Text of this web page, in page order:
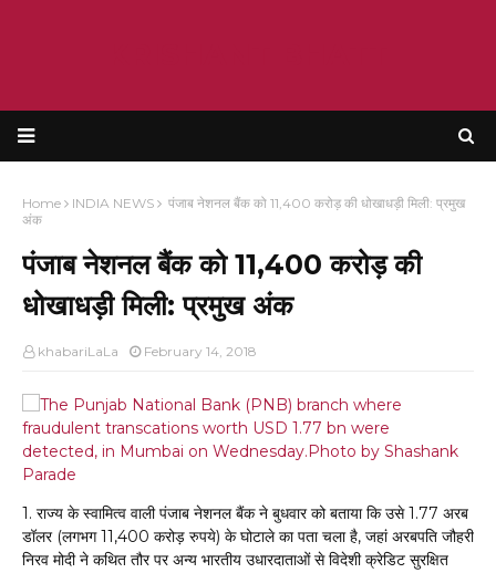
Home INDIA NEWS
पंजाब नेशनल बैंक को 11,400 करोड़ की धोखाधड़ी मिली: प्रमुख
अंक
पंजाब नेशनल बैंक को 11,400 करोड़ की
धोखाधड़ी मिली: प्रमुख अंक
khabariLaLa February 14, 2018
1. राज्य के स्वामित्व वाली पंजाब नेशनल बैंक ने बुधवार को बताया कि उसे 1.77 अरब
डॉलर (लगभग 11,400 करोड़ रुपये) के घोटाले का पता चला है, जहां अरबपति जौहरी
निरव मोदी ने कथित तौर पर अन्य भारतीय उधारदाताओं से विदेशी क्रेडिट सुरक्षित